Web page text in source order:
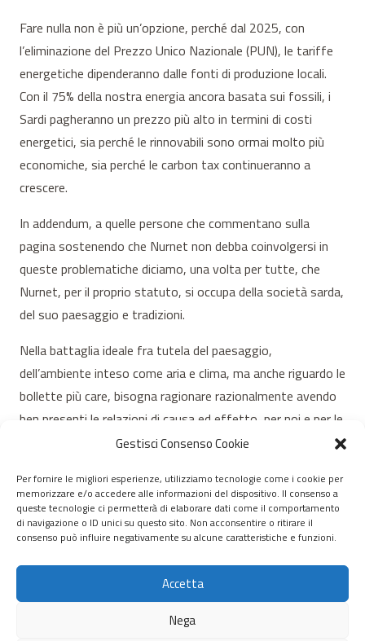
Gestisci Consenso Cookie
Per fornire le migliori esperienze, utilizziamo tecnologie come i cookie per
memorizzare e/o accedere alle informazioni del dispositivo. Il consenso a
queste tecnologie ci permetterà di elaborare dati come il comportamento
di navigazione o ID unici su questo sito. Non acconsentire o ritirare il
consenso può influire negativamente su alcune caratteristiche e funzioni.
Accetta
Nega
Fare nulla non è più un’opzione, perché dal 2025, con
l’eliminazione del Prezzo Unico Nazionale (PUN), le tariffe
energetiche dipenderanno dalle fonti di produzione locali.
Con il 75% della nostra energia ancora basata sui fossili, i
Sardi pagheranno un prezzo più alto in termini di costi
energetici, sia perché le rinnovabili sono ormai molto più
economiche, sia perché le carbon tax continueranno a
crescere.
In addendum, a quelle persone che commentano sulla
pagina sostenendo che Nurnet non debba coinvolgersi in
queste problematiche diciamo, una volta per tutte, che
Nurnet, per il proprio statuto, si occupa della società sarda,
del suo paesaggio e tradizioni.
Nella battaglia ideale fra tutela del paesaggio,
dell’ambiente inteso come aria e clima, ma anche riguardo le
bollette più care, bisogna ragionare razionalmente avendo
ben presenti le relazioni di causa ed effetto, per noi e per le
generazioni future.
© 2020 – 2026 Nurnet – La rete dei Nuraghi – webdesign:
antoniopalumbo.it
Home